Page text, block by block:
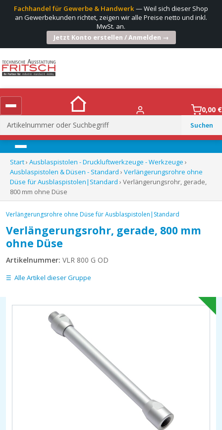
Fachhandel für Gewerbe & Handwerk— Weil sich dieser Shop
an Gewerbekunden richtet, zeigen wir alle Preise netto und inkl.
MwSt. an.
Jetzt Konto erstellen / Anmelden →
Suchen
nach:
0,00 €
Menü
Start› Ausblaspistolen - Druckluftwerkzeuge - Werkzeuge ›
Ausblaspistolen & Düsen - Standard › Verlängerungsrohre ohne
Düse für Ausblaspistolen|Standard › Verlängerungsrohr, gerade,
800 mm ohne Düse
Verlängerungsrohre ohne Düse für Ausblaspistolen|Standard
Verlängerungsrohr, gerade, 800 mm
ohne Düse
Artikelnummer: VLR 800 G OD
Alle Artikel dieser Gruppe